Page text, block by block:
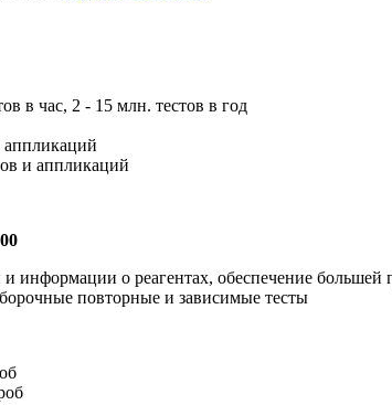
в час, 2 - 15 млн. тестов в год
аппликаций
и аппликаций
информации о реагентах, обеспечение большей
повторные и зависимые тесты